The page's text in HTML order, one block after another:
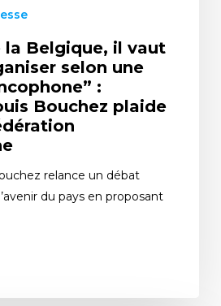
la Belgique, il vaut
selon une
:
Bouchez plaide
relance un débat
du pays en proposant